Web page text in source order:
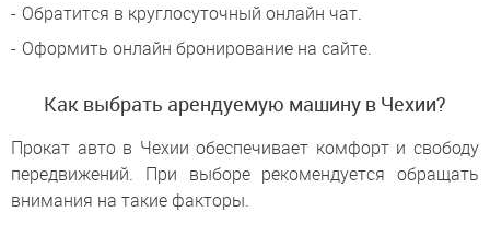
Обратится в круглосуточный онлайн чат.
Оформить онлайн бронирование на сайте.
Как выбрать арендуемую машину в Чехии?
Прокат авто в Чехии обеспечивает комфорт и свободу
передвижений. При выборе рекомендуется обращать
внимания на такие факторы.